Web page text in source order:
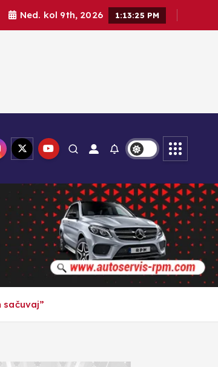
Ned. kol 9th, 2026 1:13:26 PM